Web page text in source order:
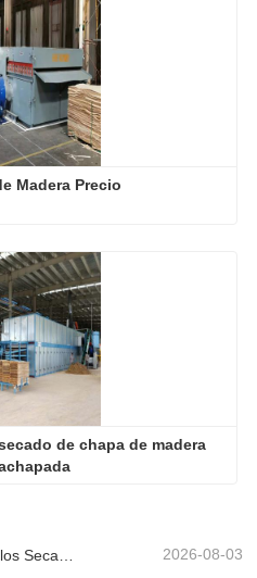
Madera Precio
de chapa de madera
2026-08-03